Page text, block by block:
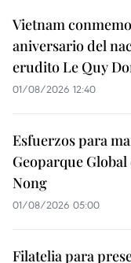
Vietnam
aniversario del
erudito Le Quy
01/08/2026 12:40
Esfuerzos para
Geoparque Global
Nong
01/08/2026 05:00
Filatelia para